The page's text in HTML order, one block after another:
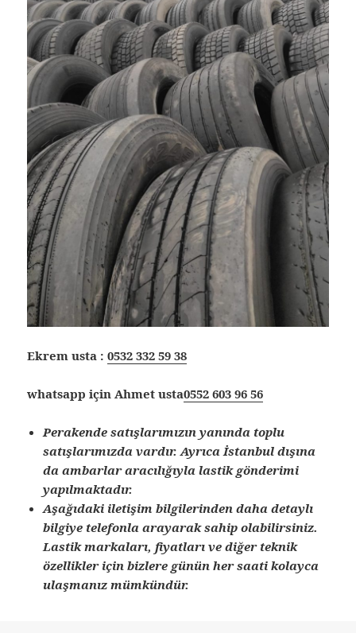
Ekrem usta :0532 332 59 38
whatsapp için Ahmet usta0552 603 96 56
Perakende satışlarımızın yanında toplu
satışlarımızda vardır. Ayrıca İstanbul dışına
da ambarlar aracılığıyla lastik gönderimi
yapılmaktadır.
Aşağıdaki iletişim bilgilerinden daha detaylı
bilgiye telefonla arayarak sahip olabilirsiniz.
Lastik markaları, fiyatları ve diğer teknik
özellikler için bizlere günün her saati kolayca
ulaşmanız mümkündür.